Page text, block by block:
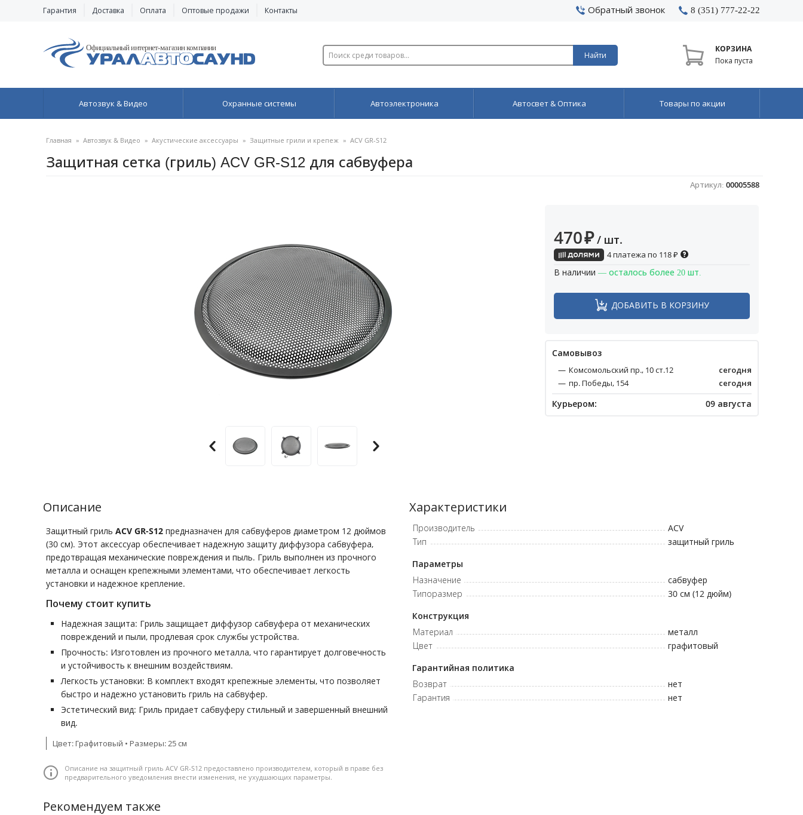
Гарантия Доставка Оплата Оптовые продажи Контакты Обратный звонок 8 (351) 777-22-22
Найти
КОРЗИНА
Пока пуста
Автозвук & Видео Охранные системы Автоэлектроника Автосвет & Оптика Товары по акции
Главная » Автозвук & Видео » Акустические аксессуары » Защитные грили и крепеж » ACV GR-S12
Защитная сетка (гриль) ACV GR-S12 для сабвуфера
Артикул: 00005588
470₽ / шт.
4 платежа по 118₽
В наличии — осталось более 20 шт.
ДОБАВИТЬ В КОРЗИНУ
Cамовывоз
Комсомольский пр., 10 ст.12
сегодня
пр. Победы, 154
сегодня
Курьером: 09 августа
Описание
Защитный гриль ACV GR-S12 предназначен для сабвуферов диаметром 12 дюймов
(30 см). Этот аксессуар обеспечивает надежную защиту диффузора сабвуфера,
предотвращая механические повреждения и пыль. Гриль выполнен из прочного
металла и оснащен крепежными элементами, что обеспечивает легкость
установки и надежное крепление.
Почему стоит купить
Надежная защита: Гриль защищает диффузор сабвуфера от механических
повреждений и пыли, продлевая срок службы устройства.
Прочность: Изготовлен из прочного металла, что гарантирует долговечность
и устойчивость к внешним воздействиям.
Легкость установки: В комплект входят крепежные элементы, что позволяет
быстро и надежно установить гриль на сабвуфер.
Эстетический вид: Гриль придает сабвуферу стильный и завершенный внешний
вид.
Цвет: Графитовый • Размеры: 25 см
Описание на защитный гриль ACV GR-S12 предоставлено производителем, который в праве без
предварительного уведомления внести изменения, не ухудшающих параметры.
Характеристики
Производитель
ACV
Тип
защитный гриль
Параметры
Назначение
сабвуфер
Типоразмер
30 см (12 дюйм)
Конструкция
Материал
металл
Цвет
графитовый
Гарантийная политика
Возврат
нет
Гарантия
нет
Рекомендуем также